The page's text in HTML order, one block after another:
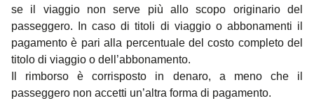
se il viaggio non serve più allo scopo originario del
passeggero. In caso di titoli di viaggio o abbonamenti il
pagamento è pari alla percentuale del costo completo del
titolo di viaggio o dell’abbonamento.
Il rimborso è corrisposto in denaro, a meno che il
passeggero non accetti un’altra forma di pagamento.